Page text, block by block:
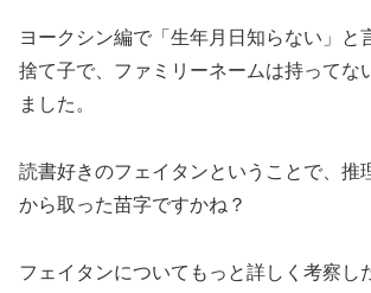
ヨークシン編で「生年月日知らない」と
捨て子で、ファミリーネームは持ってな
ました。
読書好きのフェイタンということで、推
から取った苗字ですかね？
フェイタンについてもっと詳しく考察し